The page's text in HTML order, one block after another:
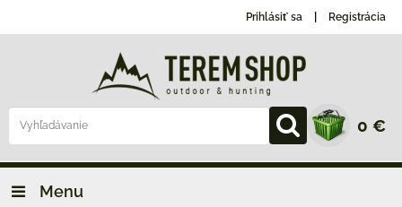
Prihlásiť sa Registrácia
0 €
Menu